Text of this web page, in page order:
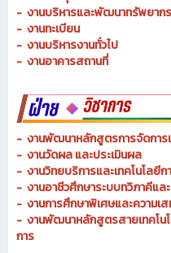
- งานการเงิน
- งานการบัญชี
- งานพัสดุ
- งานทะเบียน
-งานบริหารงานทั่วไป
-งานอาคารสถานที่
- งานพัฒนาหลักสูตรการจัดการ
- งานวัดผล และประเมินผล
- งานวิทยบริการและเทคโนโลยีกา